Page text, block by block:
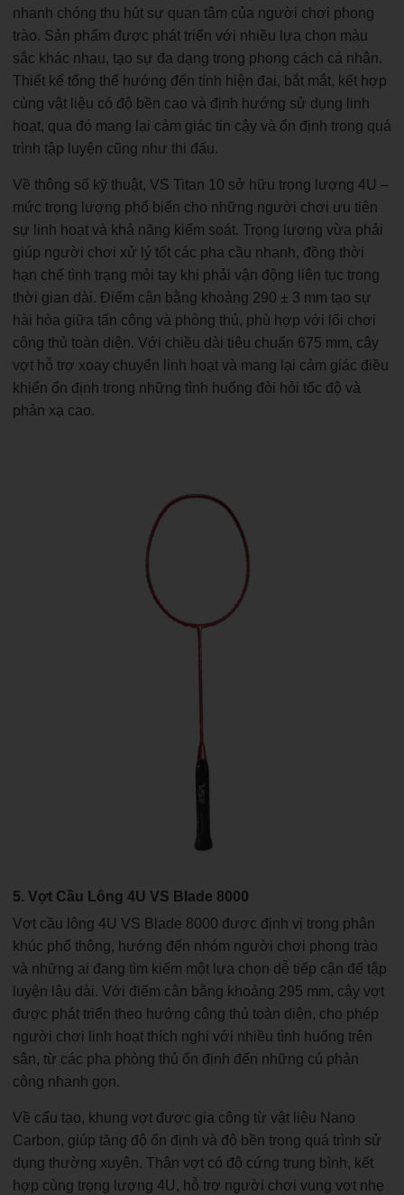
nhanh chóng thu hút sự quan tâm của người chơi phong
trào. Sản phẩm được phát triển với nhiều lựa chọn màu
sắc khác nhau, tạo sự đa dạng trong phong cách cá nhân.
Thiết kế tổng thể hướng đến tính hiện đại, bắt mắt, kết hợp
cùng vật liệu có độ bền cao và định hướng sử dụng linh
hoạt, qua đó mang lại cảm giác tin cậy và ổn định trong quá
trình tập luyện cũng như thi đấu.
Về thông số kỹ thuật, VS Titan 10 sở hữu trọng lượng 4U –
mức trọng lượng phổ biến cho những người chơi ưu tiên
sự linh hoạt và khả năng kiểm soát. Trọng lượng vừa phải
giúp người chơi xử lý tốt các pha cầu nhanh, đồng thời
hạn chế tình trạng mỏi tay khi phải vận động liên tục trong
thời gian dài. Điểm cân bằng khoảng 290 ± 3 mm tạo sự
hài hòa giữa tấn công và phòng thủ, phù hợp với lối chơi
công thủ toàn diện. Với chiều dài tiêu chuẩn 675 mm, cây
vợt hỗ trợ xoay chuyển linh hoạt và mang lại cảm giác điều
khiển ổn định trong những tình huống đòi hỏi tốc độ và
phản xạ cao.
5. Vợt Cầu Lông 4U VS Blade 8000
Vợt cầu lông 4U VS Blade 8000 được định vị trong phân
khúc phổ thông, hướng đến nhóm người chơi phong trào
và những ai đang tìm kiếm một lựa chọn dễ tiếp cận để tập
luyện lâu dài. Với điểm cân bằng khoảng 295 mm, cây vợt
được phát triển theo hướng công thủ toàn diện, cho phép
người chơi linh hoạt thích nghi với nhiều tình huống trên
sân, từ các pha phòng thủ ổn định đến những cú phản
công nhanh gọn.
Về cấu tạo, khung vợt được gia công từ vật liệu Nano
Carbon, giúp tăng độ ổn định và độ bền trong quá trình sử
dụng thường xuyên. Thân vợt có độ cứng trung bình, kết
hợp cùng trọng lượng 4U, hỗ trợ người chơi vung vợt nhẹ